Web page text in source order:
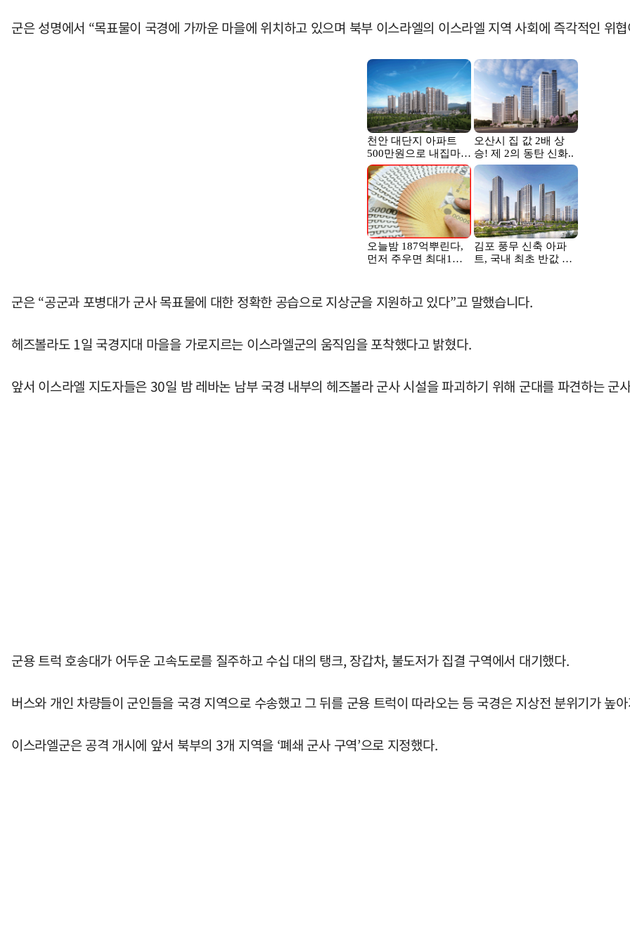
군은 성명에서 “목표물이 국경에 가까운 마을에 위치하고 있으며 북부 이스라엘의 이스라엘 지역 사회에 즉각적인 위
군은 “공군과 포병대가 군사 목표물에 대한 정확한 공습으로 지상군을 지원하고 있다”고 말했습니다.
헤즈볼라도 1일 국경지대 마을을 가로지르는 이스라엘군의 움직임을 포착했다고 밝혔다.
앞서 이스라엘 지도자들은 30일 밤 레바논 남부 국경 내부의 헤즈볼라 군사 시설을 파괴하기 위해 군대를 파견하는 군
군용 트럭 호송대가 어두운 고속도로를 질주하고 수십 대의 탱크, 장갑차, 불도저가 집결 구역에서 대기했다.
버스와 개인 차량들이 군인들을 국경 지역으로 수송했고 그 뒤를 군용 트럭이 따라오는 등 국경은 지상전 분위기가 높
이스라엘군은 공격 개시에 앞서 북부의 3개 지역을 ‘폐쇄 군사 구역’으로 지정했다.